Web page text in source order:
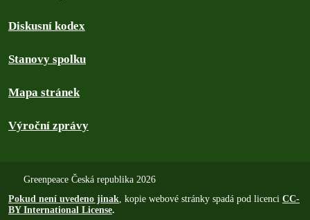
Diskusní kodex
Stanovy spolku
Mapa stránek
Výroční zprávy
Greenpeace Česká republika 2026
Pokud není uvedeno jinak, kopie webové stránky spadá pod licenci CC-
BY International License.